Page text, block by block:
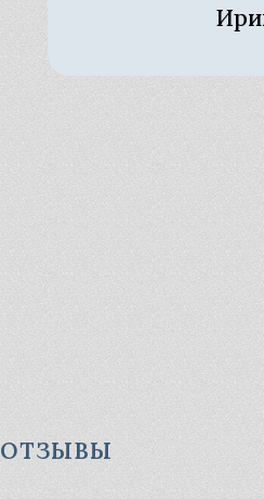
ОТЗЫВЫ